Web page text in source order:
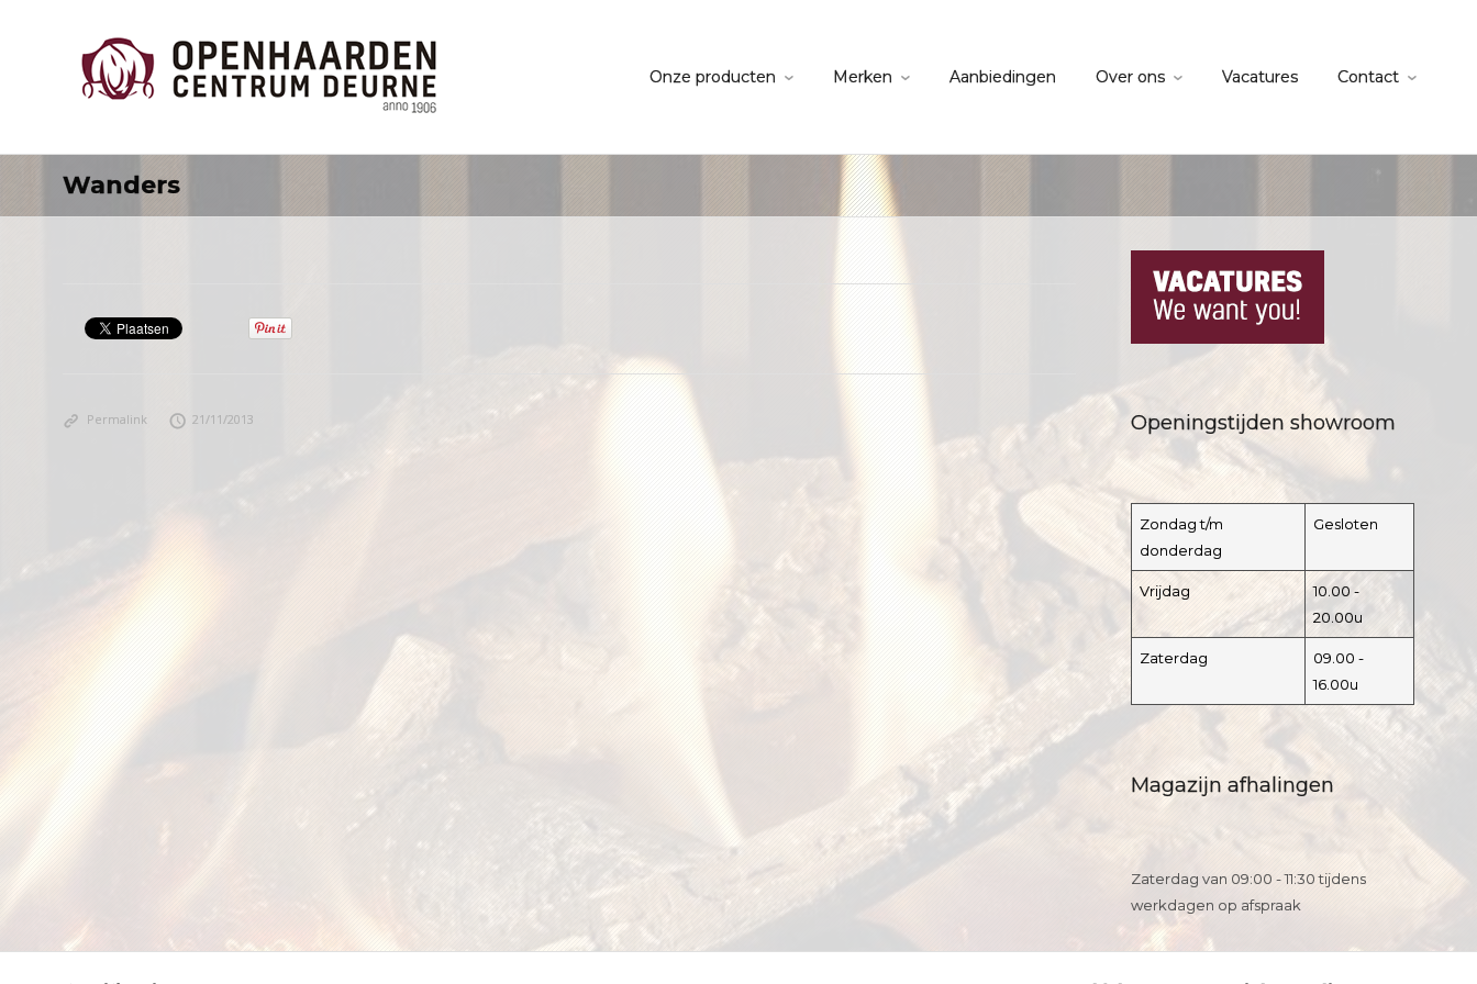
Onze producten Merken Aanbiedingen Over ons Vacatures Contact
Wanders
Permalink 21/11/2013 Openingstijden showroom
Zondag t/m
donderdag
Gesloten
Vrijdag
10.00 -
20.00u
Zaterdag
09.00 -
16.00u
Magazijn afhalingen
Zaterdag van 09:00 - 11:30 tijdens
werkdagen op afspraak